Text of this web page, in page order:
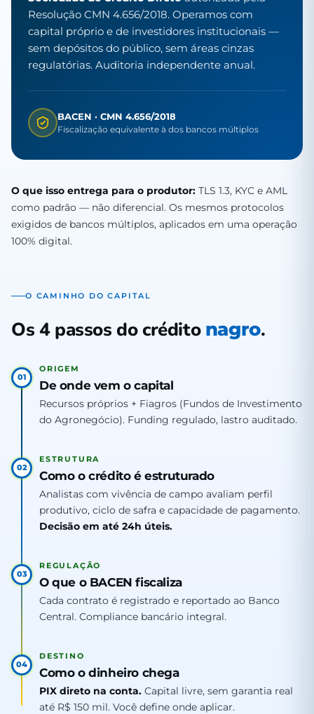
Resolução CMN 4.656/2018. Operamos com
capital próprio e de investidores institucionais —
sem depósitos do público, sem áreas cinzas
regulatórias. Auditoria independente anual.
BACEN · CMN 4.656/2018
Fiscalização equivalente à dos bancos múltiplos
O que isso entrega para o produtor: TLS 1.3, KYC e AML
como padrão — não diferencial. Os mesmos protocolos
exigidos de bancos múltiplos, aplicados em uma operação
100% digital.
O CAMINHO DO CAPITAL
Os 4 passos do crédito nagro.
01
ORIGEM
De onde vem o capital
Recursos próprios + Fiagros (Fundos de Investimento
do Agronegócio). Funding regulado, lastro auditado.
02
ESTRUTURA
Como o crédito é estruturado
Analistas com vivência de campo avaliam perfil
produtivo, ciclo de safra e capacidade de pagamento.
Decisão em até 24h úteis.
03
REGULAÇÃO
O que o BACEN fiscaliza
Cada contrato é registrado e reportado ao Banco
Central. Compliance bancário integral.
04
DESTINO
Como o dinheiro chega
PIX direto na conta. Capital livre, sem garantia real
até R$ 150 mil. Você define onde aplicar.